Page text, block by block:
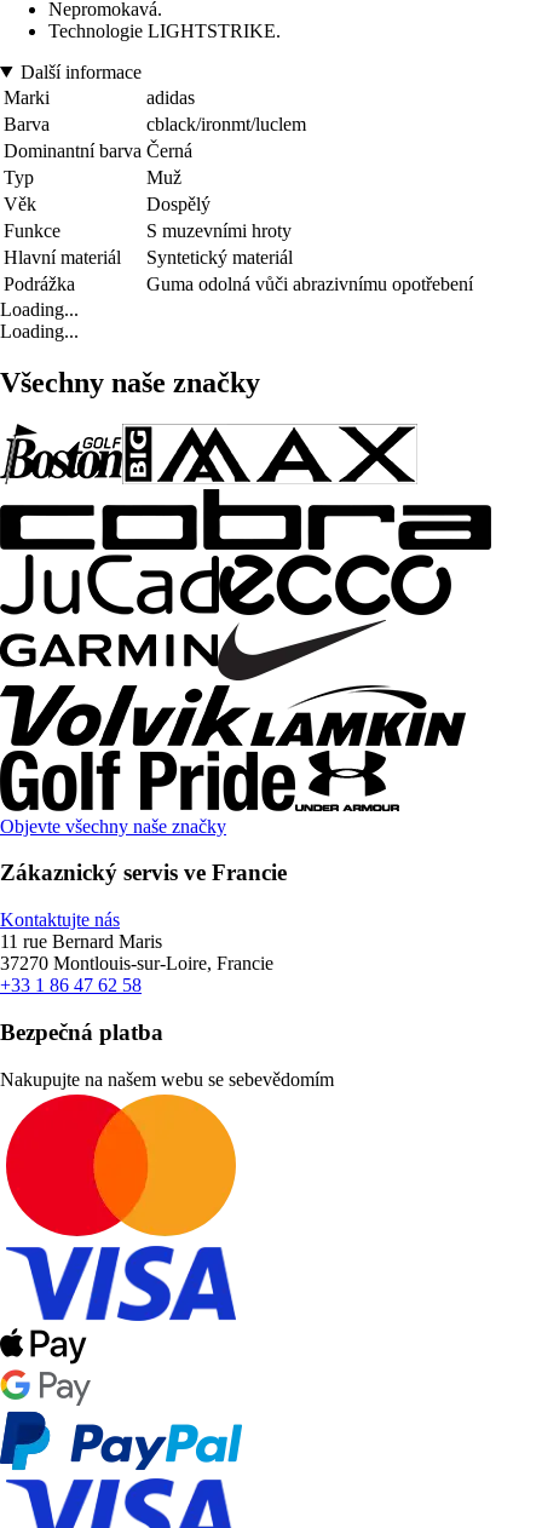
Nepromokavá.
Technologie LIGHTSTRIKE.
Další informace
Marki
adidas
Barva
cblack/ironmt/luclem
Dominantní barva Černá
Typ
Muž
Věk
Dospělý
Funkce
S muzevními hroty
Hlavní materiál
Syntetický materiál
Podrážka
Guma odolná vůči abrazivnímu opotřebení
Loading...
Loading...
Všechny naše značky
Objevte všechny naše značky
Zákaznický servis ve Francie
Kontaktujte nás
11 rue Bernard Maris
37270 Montlouis-sur-Loire, Francie
+33 1 86 47 62 58
Bezpečná platba
Nakupujte na našem webu se sebevědomím